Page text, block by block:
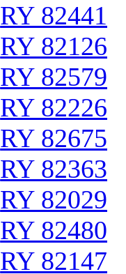
RY 82441
RY 82126
RY 82579
RY 82226
RY 82675
RY 82363
RY 82029
RY 82480
RY 82147